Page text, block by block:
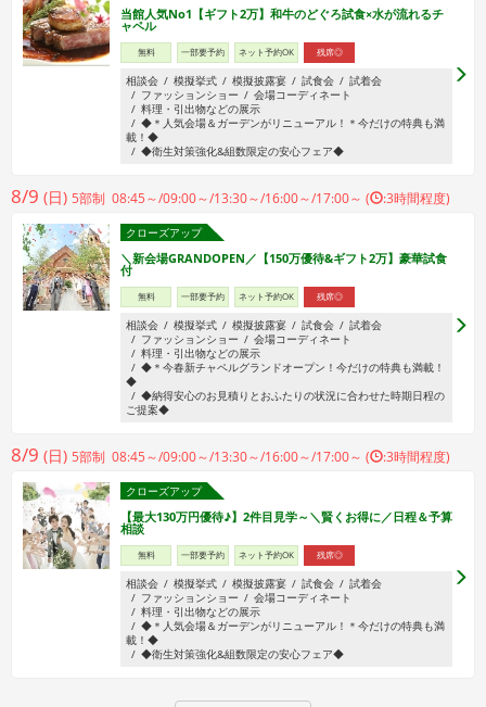
当館人気No1【ギフト2万】和牛のどぐろ試食×水が流れるチ
ャペル
無料 一部要予約 ネット予約OK 残席◎
相談会 模擬挙式 模擬披露宴 試食会
試着会
ファッションショー
会場コーディネート
料理・引出物などの展示
◆＊人気会場＆ガーデンがリニューアル！＊今だけの特典も満
載！◆
◆衛生対策強化&組数限定の安心フェア◆
8/9 (日) 5部制 08:45～/09:00～/13:30～/16:00～/17:00～ ( :3時間程度)
クローズアップ
＼新会場GRANDOPEN／【150万優待&ギフト2万】豪華試食
付
無料 一部要予約 ネット予約OK 残席◎
相談会 模擬挙式 模擬披露宴 試食会
試着会
ファッションショー
会場コーディネート
料理・引出物などの展示
◆＊今春新チャペルグランドオープン！今だけの特典も満載！
◆
◆納得安心のお見積りとおふたりの状況に合わせた時期日程の
ご提案◆
8/9 (日) 5部制 08:45～/09:00～/13:30～/16:00～/17:00～ ( :3時間程度)
クローズアップ
【最大130万円優待♪】2件目見学～＼賢くお得に／日程＆予算
相談
無料 一部要予約 ネット予約OK 残席◎
相談会 模擬挙式 模擬披露宴 試食会
試着会
ファッションショー
会場コーディネート
料理・引出物などの展示
◆＊人気会場＆ガーデンがリニューアル！＊今だけの特典も満
載！◆
◆衛生対策強化&組数限定の安心フェア◆